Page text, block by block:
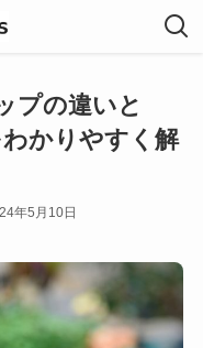
プの違いと
かりやすく解
年5月10日